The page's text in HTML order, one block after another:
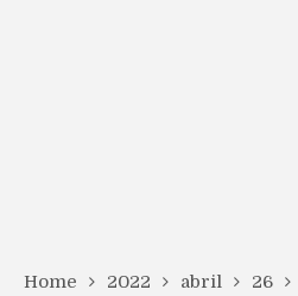
Home 2022 abril
26